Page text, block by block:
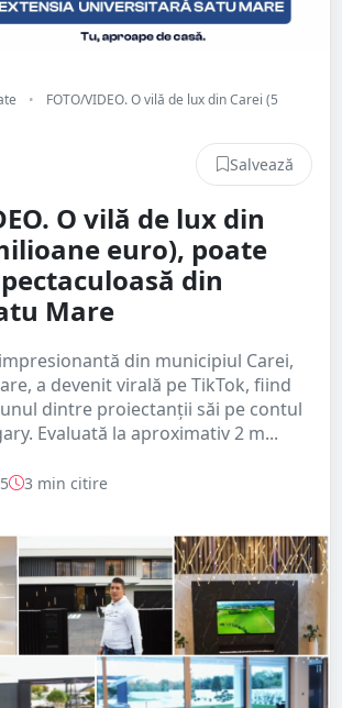
•
FOTO/VIDEO. O vilă de lux din Carei (5
Salvează
O vilă de lux din
euro), poate
din
Mare
din municipiul Carei,
a devenit virală pe TikTok, fiind
dintre proiectanții săi pe contul
Evaluată la aproximativ 2 m...
3 min citire